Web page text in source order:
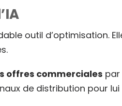
outil d’optimisation.
offres commerciales par
de distribution pour